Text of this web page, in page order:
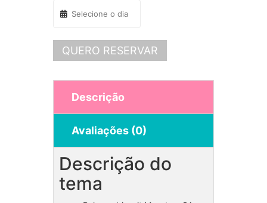
QUERO RESERVAR
Descrição
Avaliações (0)
Descrição do
tema